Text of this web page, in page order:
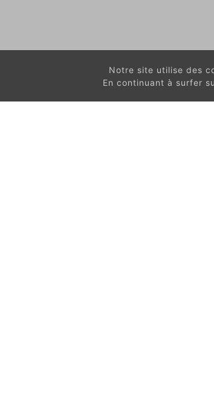
Notre site utilise des
En continuant à surfer